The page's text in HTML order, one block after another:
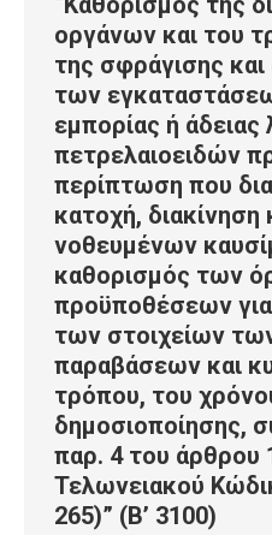
οργάνων και του
της σφράγισης
των
εμπορίας ή άδειας
πετρελαιοειδών
περίπτωση που
κατοχή, διακίνηση
νοθευμένων
καθορισμός των
προϋποθέσεων
των στοιχείων
παραβάσεων και
τρόπου, του
δημοσιοποίησης,
παρ. 4 του άρθρου
Τελωνειακού
265)” (Β’ 3100)